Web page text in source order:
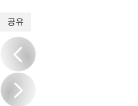
공유
/17